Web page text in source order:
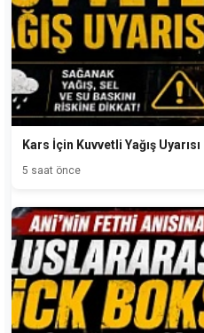
Kars İçin Kuvvetli Yağış Uyarısı
5 saat önce